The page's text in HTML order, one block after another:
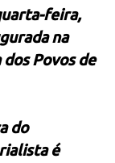
feira,
na
Povos de
do
é